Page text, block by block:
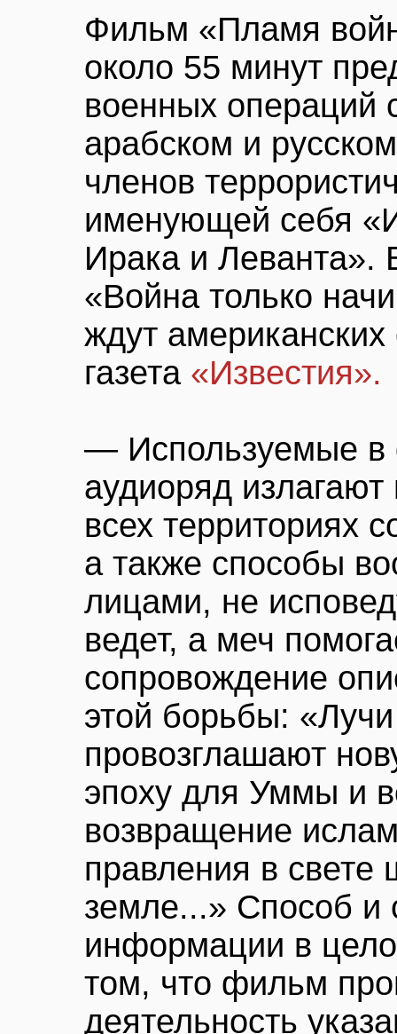
Фильм «Пламя
около 55 минут
военных операций
арабском и
членов
именующей себя
Ирака и Леванта».
«Война только
ждут
газета «Известия».
— Используемые в
аудиоряд
всех территориях
а также способы
лицами, не
ведет, а меч
сопровождение
этой борьбы:
провозглашают
эпоху для Уммы и
возвращение
правления в
земле...» Способ и
информации в
том, что фильм
деятельность